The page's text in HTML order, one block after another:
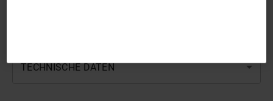
TECHNISCHE DATEN